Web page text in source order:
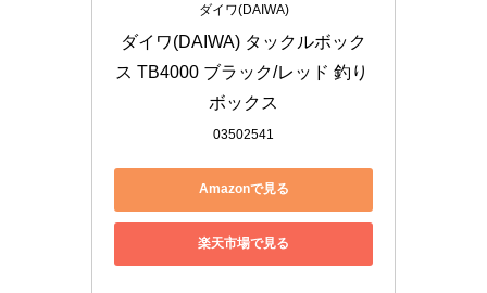
ダイワ(DAIWA)
ダイワ(DAIWA) タックルボック
ス TB4000 ブラック/レッド 釣り
ボックス
03502541
Amazonで見る
楽天市場で見る